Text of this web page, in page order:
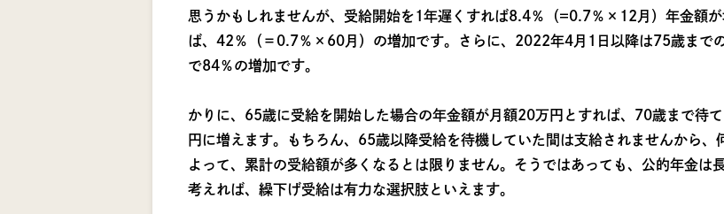
思うかもしれませんが、受給開始を1年遅くすれば8.4％（=0.7％×12月）年金額
ば、42％（＝0.7％×60月）の増加です。さらに、2022年4月1日以降は75歳まで
で84％の増加です。
かりに、65歳に受給を開始した場合の年金額が月額20万円とすれば、70歳まで待
円に増えます。もちろん、65歳以降受給を待機していた間は支給されませんから
よって、累計の受給額が多くなるとは限りません。そうではあっても、公的年金は
考えれば、繰下げ受給は有力な選択肢といえます。